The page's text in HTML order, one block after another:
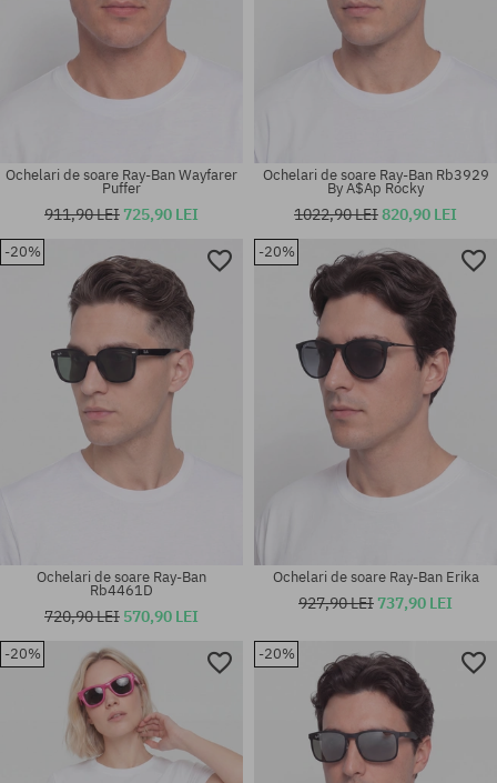
Mărimi existente:
Mărimi existente:
Mărimi existente:
Ochelari de soare Ray-Ban Wayfarer
Puffer
911,90 LEI 725,90 LEI
Mărimi existente:
Ochelari de soare Ray-Ban Rb3929
By A$Ap Rocky
1022,90 LEI820,90 LEI
-20%
Ochelari de soare Ray-Ban
Rb4461D
720,90 LEI 570,90 LEI
-20%
Ochelari de soare Ray-Ban Erika
927,90 LEI 737,90 LEI
-20% -20%